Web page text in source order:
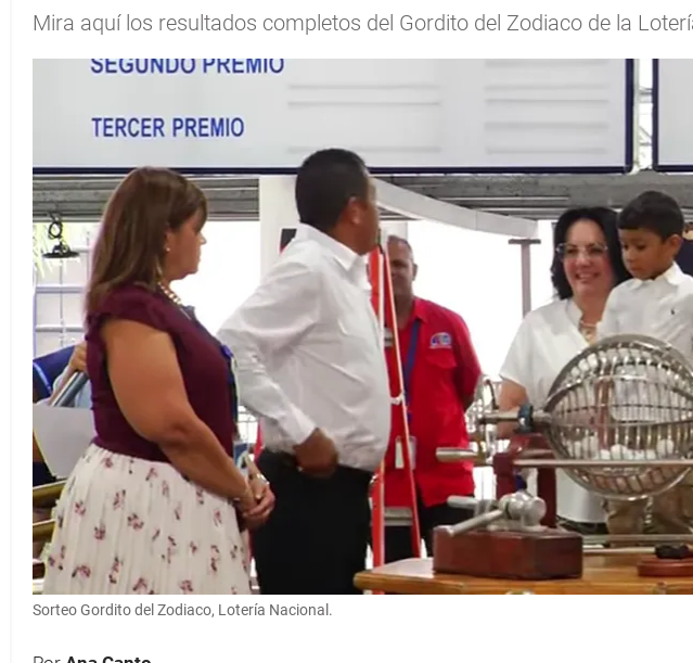
Mira aquí los resultados completos del Gordito del Zodiaco de la
Sorteo Gordito del Zodiaco, Lotería Nacional.